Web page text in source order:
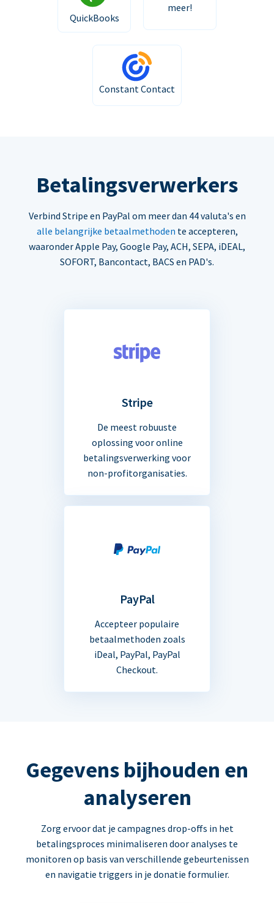
QuickBooks
meer!
Constant Contact
Betalingsverwerkers
Verbind Stripe en PayPal om meer dan 44 valuta's en
alle belangrijke betaalmethoden te accepteren,
waaronder Apple Pay, Google Pay, ACH, SEPA, iDEAL,
SOFORT, Bancontact, BACS en PAD's.
Stripe
De meest robuuste
oplossing voor online
betalingsverwerking voor
non-profitorganisaties.
PayPal
Accepteer populaire
betaalmethoden zoals
iDeal, PayPal, PayPal
Checkout.
Gegevens bijhouden en
analyseren
Zorg ervoor dat je campagnes drop-offs in het
betalingsproces minimaliseren door analyses te
monitoren op basis van verschillende gebeurtenissen
en navigatie triggers in je donatie formulier.